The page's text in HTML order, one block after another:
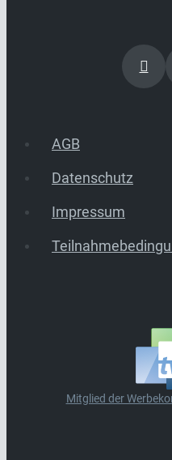
AGB
Datenschutz
Impressum
Mitglied der